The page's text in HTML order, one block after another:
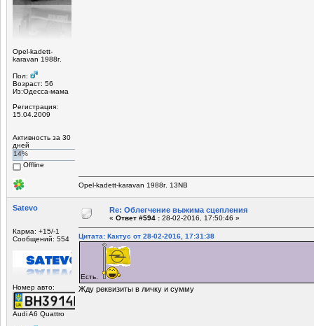
Opel-kadett-
karavan 1988г.
Пол:
Возраст: 56
Из:Одесса-мама
Регистрация:
15.04.2009
Активность за 30
дней
14%
Offline
Opel-kadett-karavan 1988г. 13NB
Satevo
Карма: +15/-1
Сообщений: 554
Номер авто:
Audi A6 Quattro
Re: Облегчение выжима сцепления
« Ответ #594 : 28-02-2016, 17:50:46 »
Цитата: Кактус от 28-02-2016, 17:31:38
Есть.
Жду реквизиты в личку и сумму